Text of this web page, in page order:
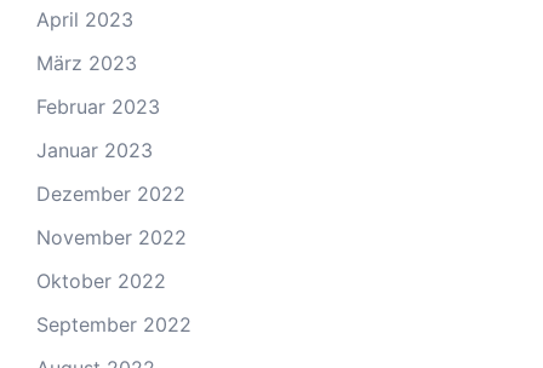
April 2023
März 2023
Februar 2023
Januar 2023
Dezember 2022
November 2022
Oktober 2022
September 2022